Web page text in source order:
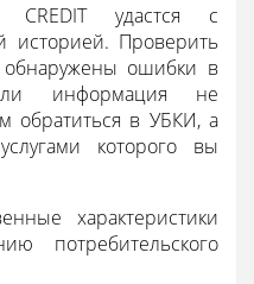
CREDIT удастся с
историей. Проверить
ошибки в
информация не
обратиться в УБКИ, а
которого вы
характеристики
потребительского